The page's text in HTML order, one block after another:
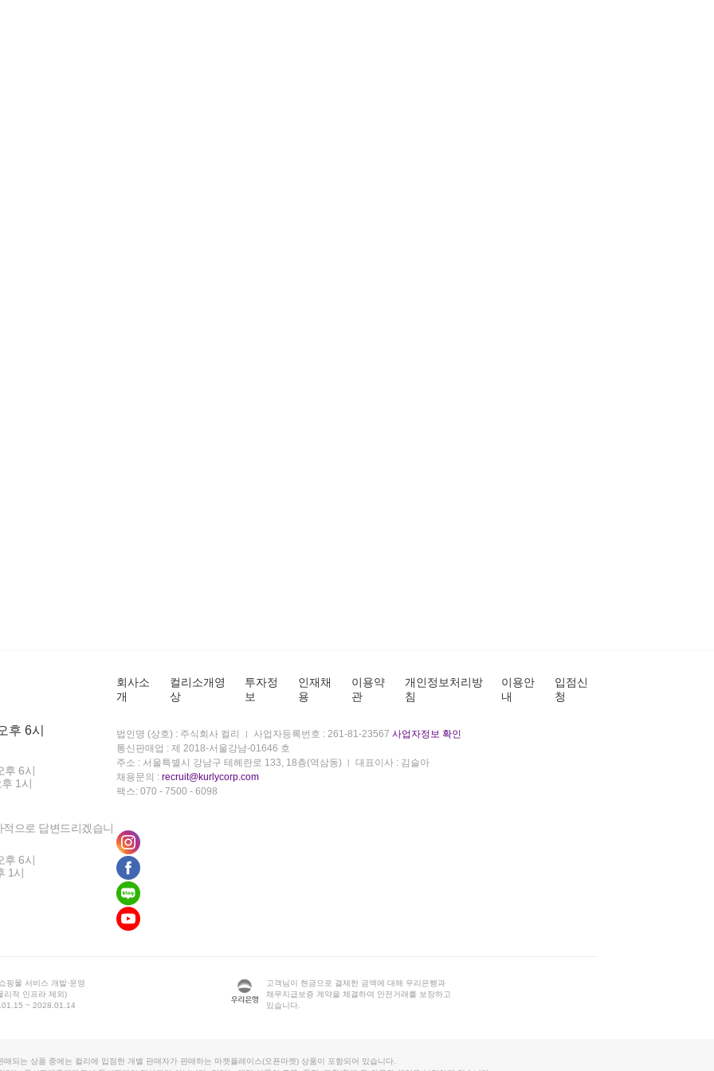
후 6시
후 6시
1시
으로 답변드리겠습니
후 6시
1시
회사소
개
컬리소개영
상
투자정
보
인재채
용
이용약
관
개인정보처리방
침
이용안
내
입점신
청
법인명 (상호) : 주식회사 컬리 사업자등록번호 : 261-81-23567 사업자정보 확인
통신판매업 : 제 2018-서울강남-01646 호
주소 : 서울특별시 강남구 테헤란로 133, 18층(역삼동)
대표이사 : 김슬아
채용문의 : recruit@kurlycorp.com
팩스: 070 - 7500 - 6098
핑몰 서비스 개발·운영
리적 인프라 제외)
~ 2028.01.14
고객님이 현금으로 결제한 금액에 대해 우리은행과
채무지급보증 계약을 체결하여 안전거래를 보장하고
있습니다.
매되는 상품 중에는 컬리에 입점한 개별 판매자가 판매하는 마켓플레이스(오픈마켓) 상품이 포함되어 있습니다.